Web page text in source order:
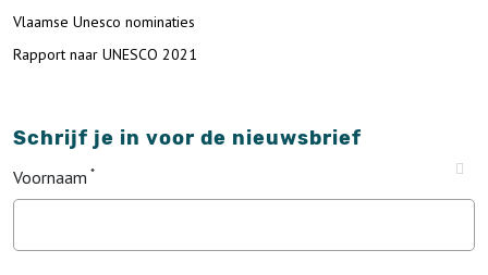
Vlaamse Unesco nominaties
Rapport naar UNESCO 2021
Schrijf je in voor de nieuwsbrief
Voornaam